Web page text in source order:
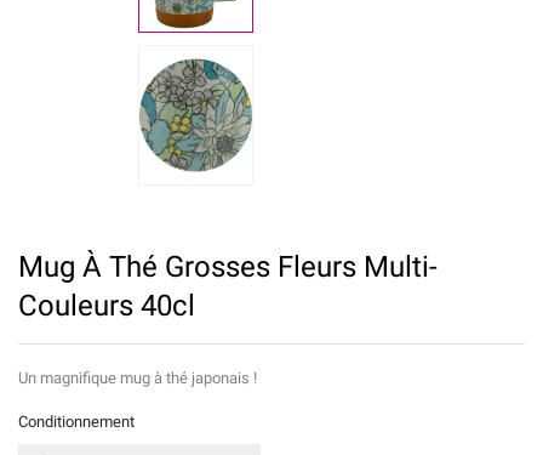
Mug À Thé Grosses Fleurs Multi-
Couleurs 40cl
Un magnifique mug à thé japonais !
Conditionnement